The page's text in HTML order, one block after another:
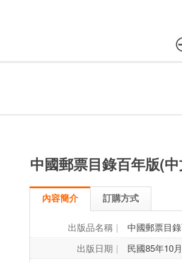
中國郵票目錄百年版(
內容簡介 訂購方式
出版品名稱
中國郵票目
出版日期
民國85年10